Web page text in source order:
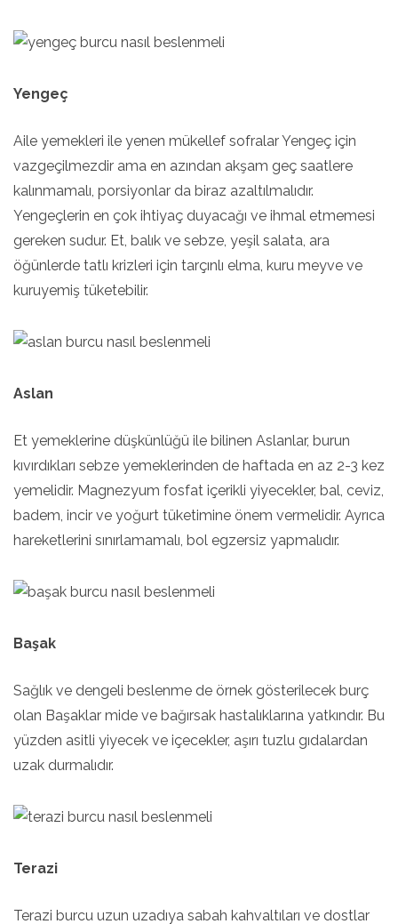
Yengeç
Aile yemekleri ile yenen mükellef sofralar Yengeç için
vazgeçilmezdir ama en azından akşam geç saatlere
kalınmamalı, porsiyonlar da biraz azaltılmalıdır.
Yengeçlerin en çok ihtiyaç duyacağı ve ihmal etmemesi
gereken sudur. Et, balık ve sebze, yeşil salata, ara
öğünlerde tatlı krizleri için tarçınlı elma, kuru meyve ve
kuruyemiş tüketebilir.
Aslan
Et yemeklerine düşkünlüğü ile bilinen Aslanlar, burun
kıvırdıkları sebze yemeklerinden de haftada en az 2-3 kez
yemelidir. Magnezyum fosfat içerikli yiyecekler, bal, ceviz,
badem, incir ve yoğurt tüketimine önem vermelidir. Ayrıca
hareketlerini sınırlamamalı, bol egzersiz yapmalıdır.
Başak
Sağlık ve dengeli beslenme de örnek gösterilecek burç
olan Başaklar mide ve bağırsak hastalıklarına yatkındır. Bu
yüzden asitli yiyecek ve içecekler, aşırı tuzlu gıdalardan
uzak durmalıdır.
Terazi
Terazi burcu uzun uzadıya sabah kahvaltıları ve dostlar